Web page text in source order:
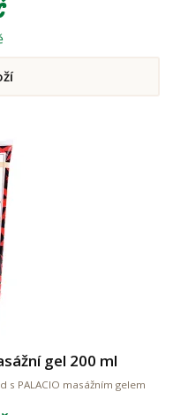
gel 200 ml
PALACIO masážním gelem